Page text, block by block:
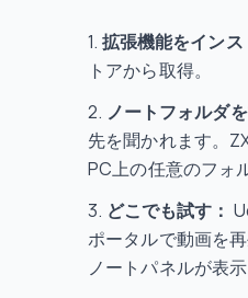
拡張機能をインス
トアから取得。
ノートフォルダ
先を聞かれます。
PC上の任意のフォ
どこでも試す：
ポータルで動画を
ノートパネルが表示